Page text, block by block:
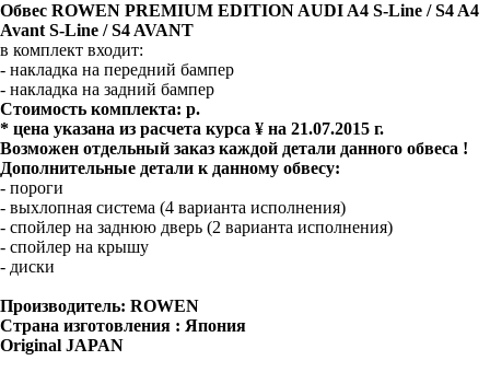
Обвес ROWEN PREMIUM EDITION AUDI A4 S-Line / S4 A4
Avant S-Line / S4 AVANT
в комплект входит:
- накладка на передний бампер
- накладка на задний бампер
Стоимость комплекта: р.
* цена указана из расчета курса ¥ на 21.07.2015 г.
Возможен отдельный заказ каждой детали данного обвеса !
Дополнительные детали к данному обвесу:
- пороги
- выхлопная система (4 варианта исполнения)
- спойлер на заднюю дверь (2 варианта исполнения)
- спойлер на крышу
- диски
Производитель: ROWEN
Страна изготовления : Япония
Original JAPAN